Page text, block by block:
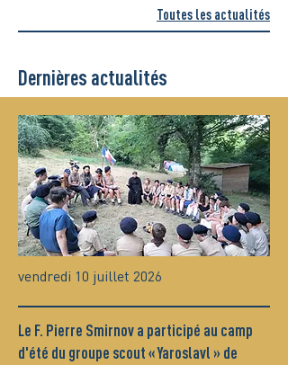
Toutes les actualités
Dernières actualités
vendredi 10 juillet 2026
Le F. Pierre Smirnov a participé au camp
d'été du groupe scout « Yaroslavl » de